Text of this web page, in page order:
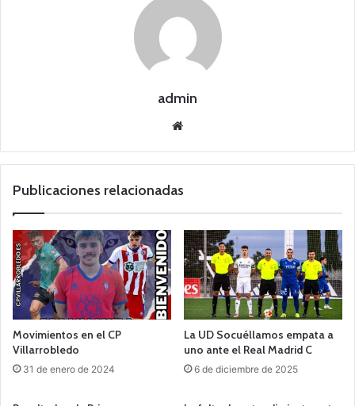
admin
we
Publicaciones relacionadas
Movimientos en el CP
Villarrobledo
31 de enero de 2024
La UD Socuéllamos empata a
uno ante el Real Madrid C
6 de diciembre de 2025